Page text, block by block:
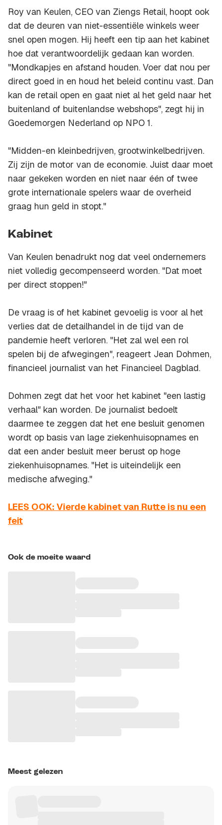
Roy van Keulen, CEO van Ziengs Retail, hoopt ook
dat de deuren van niet-essentiële winkels weer
snel open mogen. Hij heeft een tip aan het kabinet
hoe dat verantwoordelijk gedaan kan worden.
"Mondkapjes en afstand houden. Voer dat nou per
direct goed in en houd het beleid continu vast. Dan
kan de retail open en gaat niet al het geld naar het
buitenland of buitenlandse webshops", zegt hij in
Goedemorgen Nederland op NPO 1.
"Midden-en kleinbedrijven, grootwinkelbedrijven.
Zij zijn de motor van de economie. Juist daar moet
naar gekeken worden en niet naar één of twee
grote internationale spelers waar de overheid
graag hun geld in stopt."
Kabinet
Van Keulen benadrukt nog dat veel ondernemers
niet volledig gecompenseerd worden. "Dat moet
per direct stoppen!"
De vraag is of het kabinet gevoelig is voor al het
verlies dat de detailhandel in de tijd van de
pandemie heeft verloren. "Het zal wel een rol
spelen bij de afwegingen", reageert Jean Dohmen,
financieel journalist van het Financieel Dagblad.
Dohmen zegt dat het voor het kabinet "een lastig
verhaal" kan worden. De journalist bedoelt
daarmee te zeggen dat het ene besluit genomen
wordt op basis van lage ziekenhuisopnames en
dat een ander besluit meer berust op hoge
ziekenhuisopnames. "Het is uiteindelijk een
medische afweging."
LEES OOK: Vierde kabinet van Rutte is nu een
feit
Ook de moeite waard
Meest gelezen